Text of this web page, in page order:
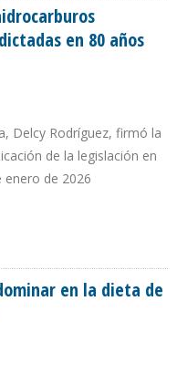
en 80 años
Delcy Rodríguez, firmó la
de la legislación en
de 2026
en la dieta de